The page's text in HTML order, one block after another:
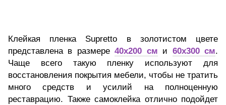
Клейкая пленка Supretto в золотистом цвете
представлена в размере40x200 см и 60x300 см.
Чаще всего такую пленку используют для
восстановления покрытия мебели, чтобы не тратить
много средств и усилий на полноценную
реставрацию. Также самоклейка отлично подойдет